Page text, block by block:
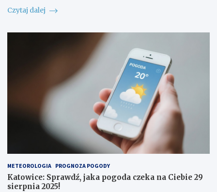
Czytaj dalej
METEOROLOGIA PROGNOZA POGODY
Katowice: Sprawdź, jaka pogoda czeka na Ciebie 29
sierpnia 2025!